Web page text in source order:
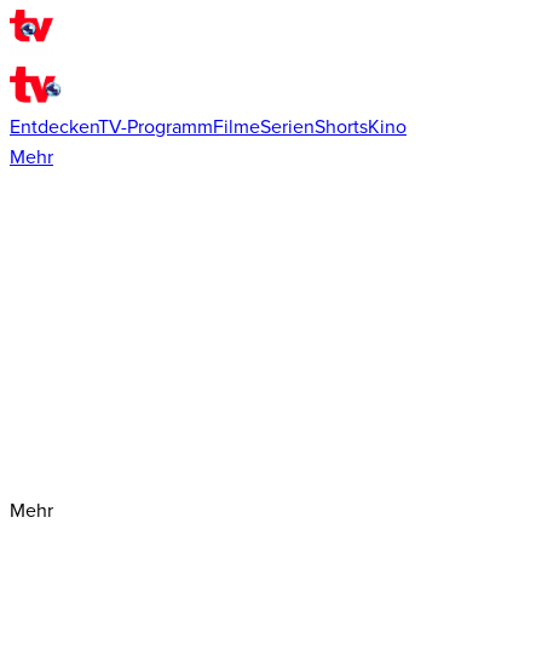
EntdeckenTV-ProgrammFilmeSerienShortsKino
Mehr
Mehr